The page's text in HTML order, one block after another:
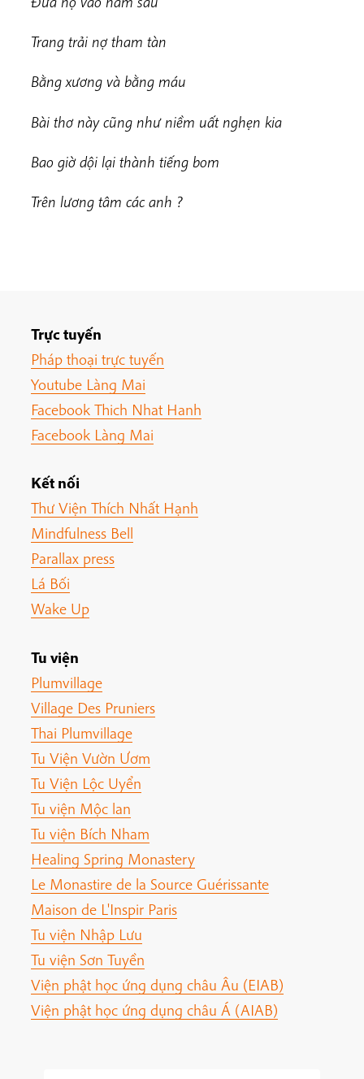
Trang trải nợ tham tàn
Bằng xương và bằng máu
Bài thơ này cũng như niềm uất nghẹn kia
Bao giờ dội lại thành tiếng bom
Trên lương tâm các anh ?
Trực tuyến
Pháp thoại trực tuyến
Youtube Làng Mai
Facebook Thich Nhat Hanh
Facebook Làng Mai
Kết nối
Thư Viện Thích Nhất Hạnh
Mindfulness Bell
Parallax press
Lá Bối
Wake Up
Tu viện
Plumvillage
Village Des Pruniers
Thai Plumvillage
Tu Viện Vườn Ươm
Tu Viện Lộc Uyển
Tu viện Mộc lan
Tu viện Bích Nham
Healing Spring Monastery
Le Monastire de la Source Guérissante
Maison de L'Inspir Paris
Tu viện Nhập Lưu
Tu viện Sơn Tuyền
Viện phật học ứng dụng châu Âu (EIAB)
Viện phật học ứng dụng châu Á (AIAB)